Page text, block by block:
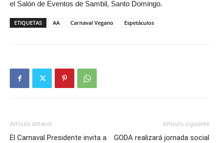
el Salón de Eventos de Sambil, Santo Domingo.
ETIQUETAS AA Carnaval Vegano Espetáculos
Artículo anterior
El Carnaval Presidente invita a
Artículo siguiente
GODA realizará jornada social